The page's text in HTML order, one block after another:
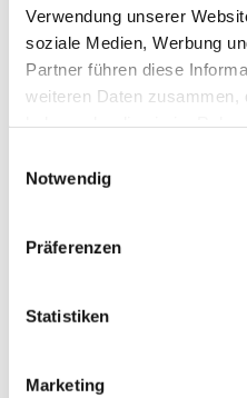
Verwendung unserer
soziale Medien, Werbung
Partner führen diese
weiteren Daten zusammen,
Notwendig
Präferenzen
Statistiken
Marketing
Weitere Informationen
bei Frau Christa
und Frau Hildegard